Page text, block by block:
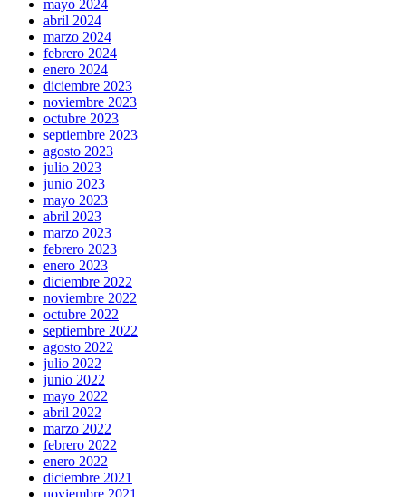
mayo 2024
abril 2024
marzo 2024
febrero 2024
enero 2024
diciembre 2023
noviembre 2023
octubre 2023
septiembre 2023
agosto 2023
julio 2023
junio 2023
mayo 2023
abril 2023
marzo 2023
febrero 2023
enero 2023
diciembre 2022
noviembre 2022
octubre 2022
septiembre 2022
agosto 2022
julio 2022
junio 2022
mayo 2022
abril 2022
marzo 2022
febrero 2022
enero 2022
diciembre 2021